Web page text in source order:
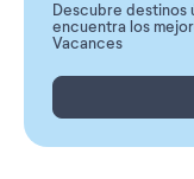
Descubre destinos
encuentra los
Vacances